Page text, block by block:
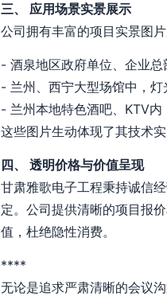
三、 应用场景实景展示
公司拥有丰富的项目实景图
- 酒泉地区政府单位、企业总
- 兰州、西宁大型场馆中，灯
- 兰州本地特色酒吧、KTV内
这些图片生动体现了其技术
四、 透明价格与价值呈现
甘肃雅歌电子工程秉持诚信
定。公司提供清晰的项目报
值，杜绝隐性消费。
****
无论是追求严肃清晰的会议